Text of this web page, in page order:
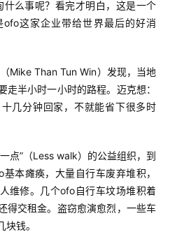
什么事呢？看完才明白，这是一个
这家企业带给世界最后的好消
Mike Than Tun Win）发现，当地
走半小时一小时的路程。迈克想：
几分钟回家，不就能省下很多时
点”（Less walk）的公益组织，到
本瘫痪，大量自行车废弃堆积，
维修。几个ofo自行车坟场堆积着
得交租金。盗窃愈演愈烈，一些车
钱。